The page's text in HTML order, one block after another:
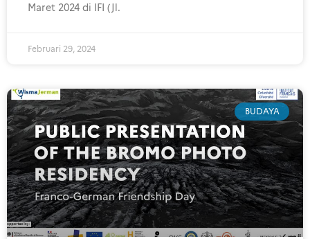
Maret 2024 di IFI (Jl.
Februari 29, 2024
BUDAYA